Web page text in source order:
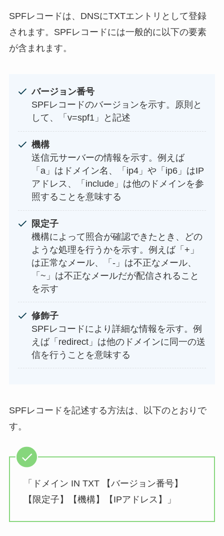
SPFレコードは、DNSにTXTエントリとして登録
されます。SPFレコードには一般的に以下の要素
が含まれます。
バージョン番号
SPFレコードのバージョンを示す。原則と
して、「v=spf1」と記述
機構
送信元サーバーの情報を示す。例えば
「a」はドメイン名、「ip4」や「ip6」はIP
アドレス、「include」は他のドメインを参
照することを意味する
限定子
機構によって照合が確認できたとき、どの
ような処理を行うかを示す。例えば「+」
は正常なメール、「-」は不正なメール、
「~」は不正なメールだが配信されること
を示す
修飾子
SPFレコードにより詳細な情報を示す。例
えば「redirect」は他のドメインに同一の送
信を行うことを意味する
SPFレコードを記述する方法は、以下のとおりで
す。
「ドメイン IN TXT 【バージョン番号】
【限定子】【機構】【IPアドレス】」